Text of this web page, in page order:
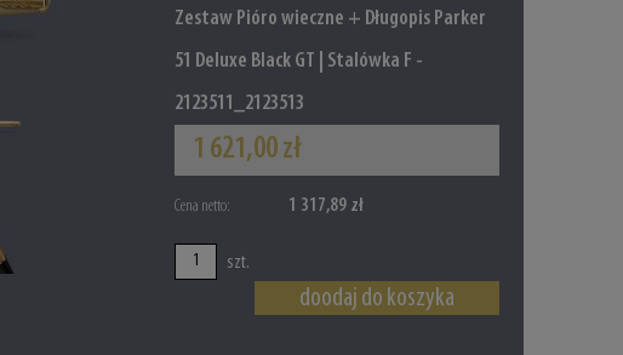
Zestaw Pióro wieczne + Długopis Parker
51 Deluxe Black GT | Stalówka F -
2123511_2123513
1 621,00 zł
Cena netto: 1 317,89 zł
szt.
doodaj do koszyka